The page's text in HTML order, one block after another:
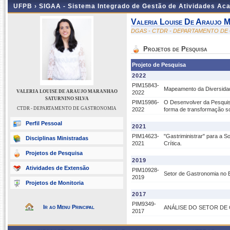
UFPB › SIGAA - Sistema Integrado de Gestão de Atividades
VALERIA LOUISE DE ARAUJO MARANHAO
SATURNINO SILVA
CTDR - DEPARTAMENTO DE GASTRONOMIA
Perfil Pessoal
Disciplinas Ministradas
Projetos de Pesquisa
Atividades de Extensão
Projetos de Monitoria
Ir ao Menu Principal
Valeria Louise De Araujo
DGAS - CTDR - DEPARTAMENTO
Projetos de Pesquisa
Projeto de Pesquisa
2022
PIM15843-
2022
Mapeamento da
PIM15986-
2022
O Desenvolver da
forma de transformação
2021
PIM14623-
2021
"Gastriministrar" para a
Crítica.
2019
PIM10928-
2019
Setor de Gastronomia no
2017
PIM9349-
2017
ANÁLISE DO SETOR DE